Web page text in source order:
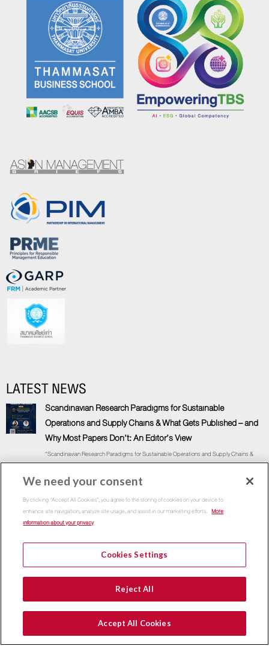
LATEST NEWS
Scandinavian Research Paradigms for Sustainable
Operations and Supply Chains & What Gets Published – and
Why Most Papers Don’t: An Editor’s View
“Scandinavian Research Paradigms for Sustainable Operations and Supply Chains &
7 August, 2026
เสริมความคิด ติดปีกวิชาชีพ กับคณะพาณิชย์ฯ ธรรมศาสตร์
ผู้มีสิทธิ์เข้าสัมมนาทางวิชาการ โครงการสัมมนา “เสริมความคิด ติดปีกวิชาชีพ กับคณะพาณิชย์ฯ
ธรรมศาสตร์” .
17 July, 2026
We need your consent
By clicking “Accept All Cookies”, you agree to the storing of cookies on your device to
enhance site navigation, analyze site usage, and assist in our marketing efforts. More
information about your privacy
Cookies Settings
Reject All
Accept All Cookies